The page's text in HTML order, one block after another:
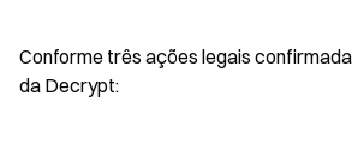
Conforme três ações legais
da Decrypt: